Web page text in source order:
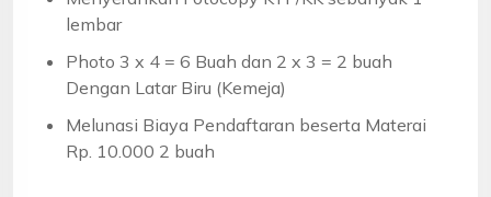
lembar
Photo 3 x 4 = 6 Buah dan 2 x 3 = 2 buah
Dengan Latar Biru (Kemeja)
Melunasi Biaya Pendaftaran beserta Materai
Rp. 10.000 2 buah